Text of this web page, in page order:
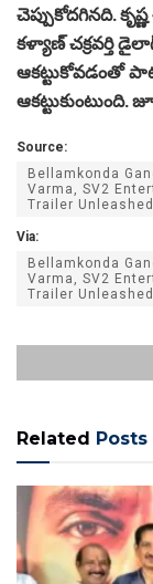
చెప్పుకోదగినది.
కళ్యాణ్ చక్రవర్తి
ఆకట్టుకోవడంతో
ఆకట్టుకుంటుంది.
Source:
Bellamkonda
Varma, SV2
Trailer Unleashed
Via:
Bellamkonda
Varma, SV2
Trailer Unleashed
Related Posts